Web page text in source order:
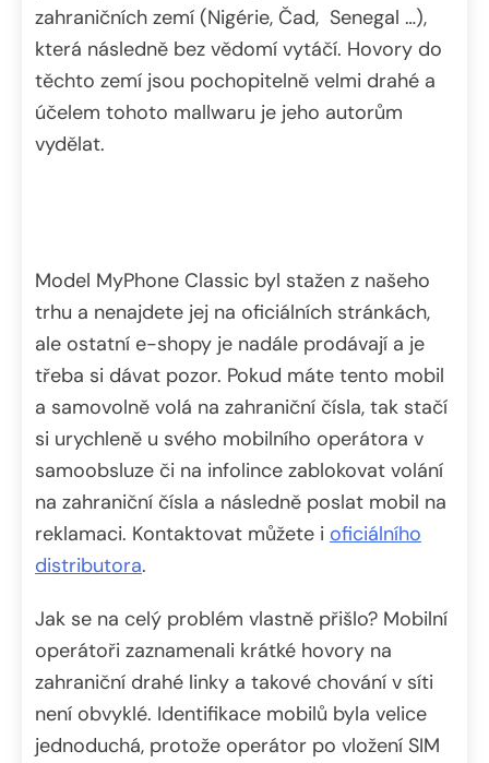
zahraničních zemí (Nigérie, Čad, Senegal …),
která následně bez vědomí vytáčí. Hovory do
těchto zemí jsou pochopitelně velmi drahé a
účelem tohoto mallwaru je jeho autorům
vydělat.
Model MyPhone Classic byl stažen z našeho
trhu a nenajdete jej na oficiálních stránkách,
ale ostatní e-shopy je nadále prodávají a je
třeba si dávat pozor. Pokud máte tento mobil
a samovolně volá na zahraniční čísla, tak stačí
si urychleně u svého mobilního operátora v
samoobsluze či na infolince zablokovat volání
na zahraniční čísla a následně poslat mobil na
reklamaci. Kontaktovat můžete i oficiálního
distributora.
Jak se na celý problém vlastně přišlo? Mobilní
operátoři zaznamenali krátké hovory na
zahraniční drahé linky a takové chování v síti
není obvyklé. Identifikace mobilů byla velice
jednoduchá, protože operátor po vložení SIM